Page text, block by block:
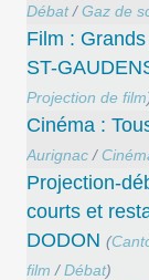
Débat/Gaz de
Film :
ST-
Projection de film
Cinéma :
Aurignac /
Projection-
courts et
DODON (
film /Débat)